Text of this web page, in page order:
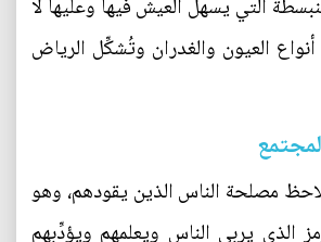
التي يسهل العيش فيها وعليها لا
العيون والغدران وتُشكِّل الرياض
مصلحة الناس الذين يقودهم، وهو
الذي يربي الناس ويعلمهم ويؤدِّبهم